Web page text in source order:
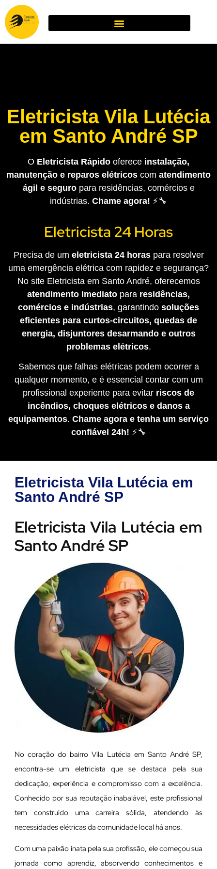
Eletricista Vila Lutécia
em Santo André SP
O Eletricista Rápido oferece instalação,
manutenção e reparos elétricos com atendimento
ágil e seguropara residências, comércios e
indústrias. Chame agora! ⚡🔧
Eletricista 24 Horas
Precisa de um eletricista 24 horaspara resolver
uma emergência elétrica com rapidez e segurança?
No site Eletricista em Santo André, oferecemos
atendimento imediato para residências,
comércios e indústrias, garantindo soluções
eficientes para curtos-circuitos, quedas de
energia, disjuntores desarmando e outros
problemas elétricos.
Sabemos que falhas elétricas podem ocorrer a
qualquer momento, e é essencial contar com um
profissional experiente para evitar riscos de
incêndios, choques elétricos e danos a
equipamentos. Chame agora e tenha um serviço
confiável 24h! ⚡🔧
Eletricista Vila Lutécia em
Santo André SP
Eletricista Vila Lutécia em
Santo André SP
No coração do bairro Vila Lutécia em Santo André SP,
encontra-se um eletricista que se destaca pela sua
dedicação, experiência e compromisso com a excelência.
Conhecido por sua reputação inabalável, este profissional
tem construído uma carreira sólida, atendendo às
necessidades elétricas da comunidade local há anos.
Com uma paixão inata pela sua profissão, ele começou sua
jornada como aprendiz, absorvendo conhecimentos e